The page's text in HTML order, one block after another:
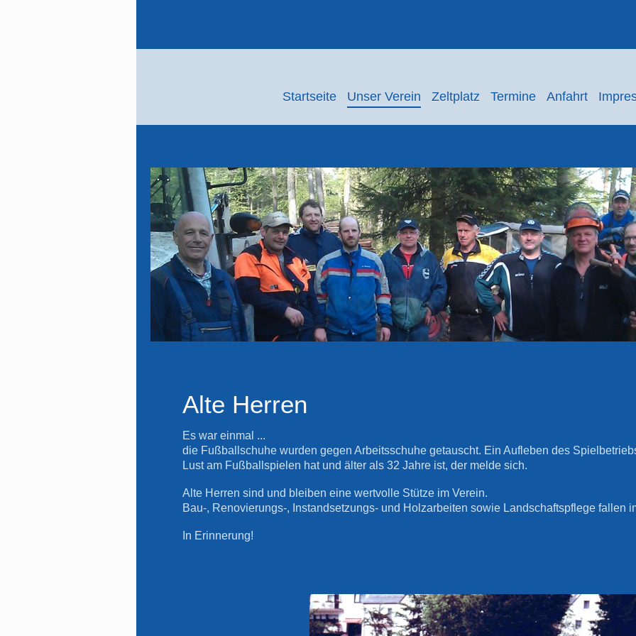
Startseite Unser Verein Zeltplatz Termine Anfahrt
Alte Herren
Es war einmal ...
die Fußballschuhe wurden gegen Arbeitsschuhe getauscht. Ein Aufleben des
Lust am Fußballspielen hat und älter als 32 Jahre ist, der melde sich.
Alte Herren sind und bleiben eine wertvolle Stütze im Verein.
Bau-, Renovierungs-, Instandsetzungs- und Holzarbeiten sowie Landschaftspflege fallen
In Erinnerung!